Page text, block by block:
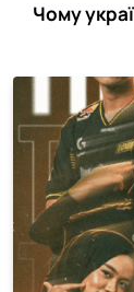
Чому